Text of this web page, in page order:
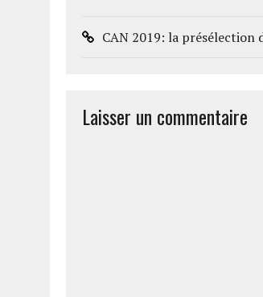
CAN 2019: la présélection
Laisser un commentaire